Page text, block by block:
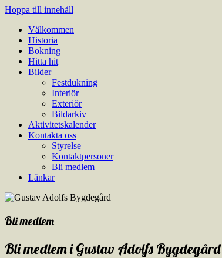
Hoppa till innehåll
Gustav Adolfs Bygdegård
En modern samlingslokal lämplig till bröllop,
Välkommen
Historia
Bokning
Hitta hit
Bilder
Festdukning
Interiör
Exteriör
Bildarkiv
Aktivitetskalender
Kontakta oss
Styrelse
Kontaktpersoner
Bli medlem
Länkar
Bli medlem
Bli medlem i Gustav Adolfs Bygdegård